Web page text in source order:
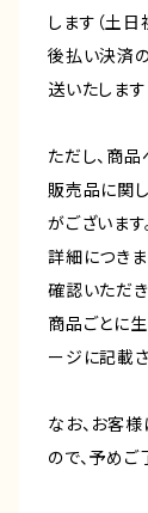
します（土日
後払い決済
送いたします
ただし、商
販売品に関
がございます
詳細につき
確認いただ
商品ごとに
ージに記載
なお、お客
ので、予めご